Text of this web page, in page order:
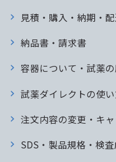
見積・購入・納期・
納品書・請求書
容器について・試薬
試薬ダイレクトの使
注文内容の変更・キ
SDS・製品規格・検